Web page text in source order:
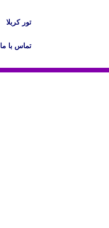
تور کربلا
تماس با ما